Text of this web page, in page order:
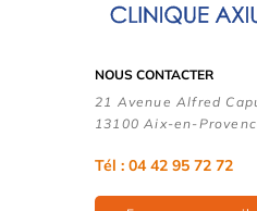
NOUS CONTACTER
21 Avenue Alfred
13100 Aix-en-
Tél : 04 42 95 72 72